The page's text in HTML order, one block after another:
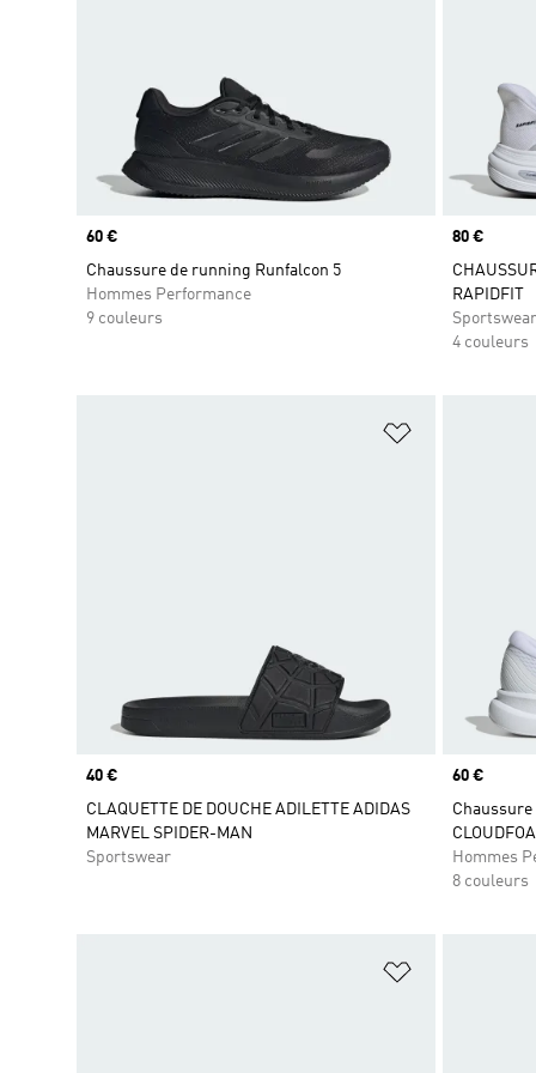
Prix
60 €
Chaussure de running Runfalcon 5
Hommes Performance
9 couleurs
Prix
80 €
RAPIDFIT
Sportswear
4 couleurs
Prix
40 €
CLAQUETTE DE DOUCHE ADILETTE ADIDAS
MARVEL SPIDER-MAN
Sportswear
Prix
60 €
Hommes
8 couleurs